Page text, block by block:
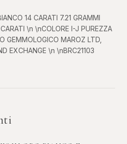
14 CARATI 7.21 GRAMMI
\n \nCOLORE I-J PUREZZA
GEMMOLOGICO MAROZ LTD,
EXCHANGE \n \nBRC21103